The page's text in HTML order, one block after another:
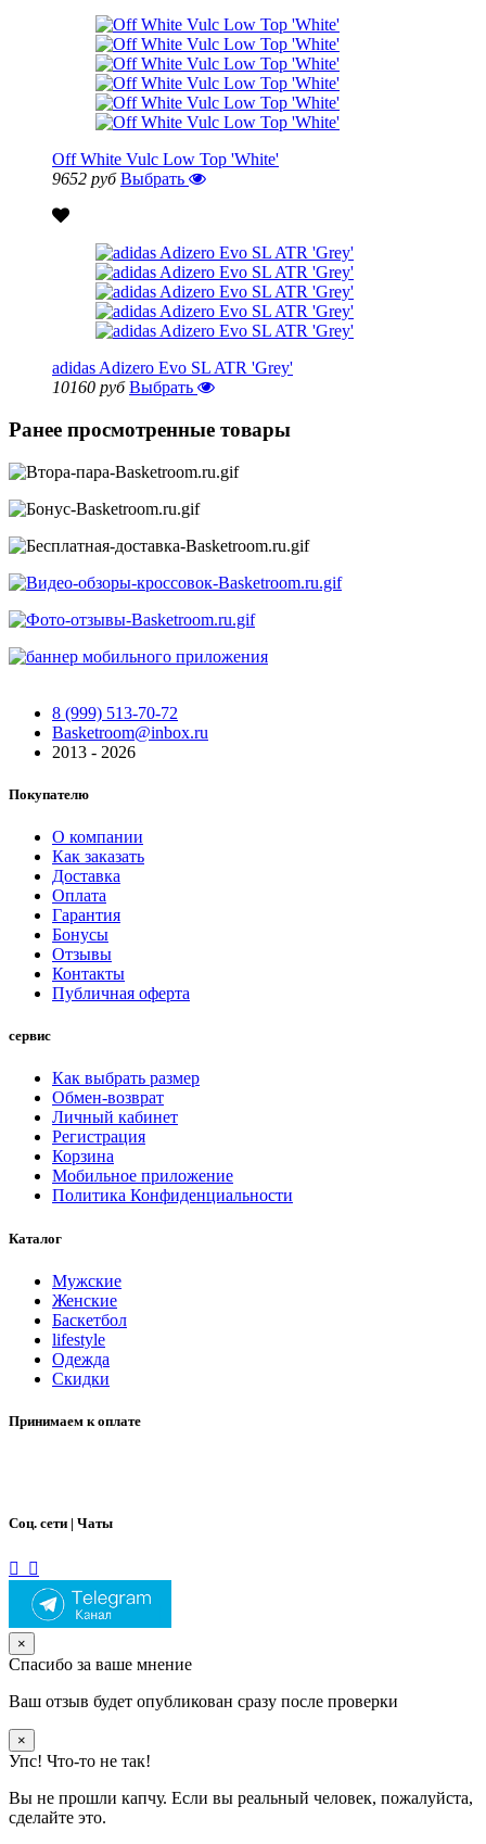
Off White Vulc Low Top 'White'
9652 руб Выбрать
adidas Adizero Evo SL ATR 'Grey'
10160 руб Выбрать
Ранее просмотренные товары
8 (999) 513-70-72
Basketroom@inbox.ru
2013 - 2026
Покупателю
О компании
Как заказать
Доставка
Оплата
Гарантия
Бонусы
Отзывы
Контакты
Публичная оферта
сервис
Как выбрать размер
Обмен-возврат
Личный кабинет
Регистрация
Корзина
Мобильное приложение
Политика Конфиденциальности
Каталог
Мужские
Женские
Баскетбол
lifestyle
Одежда
Скидки
Принимаем к оплате
Соц. сети | Чаты
×
Спасибо за ваше мнение
Ваш отзыв будет опубликован сразу после проверки
×
Упс! Что-то не так!
Вы не прошли капчу. Если вы реальный человек, пожалуйста,
сделайте это.